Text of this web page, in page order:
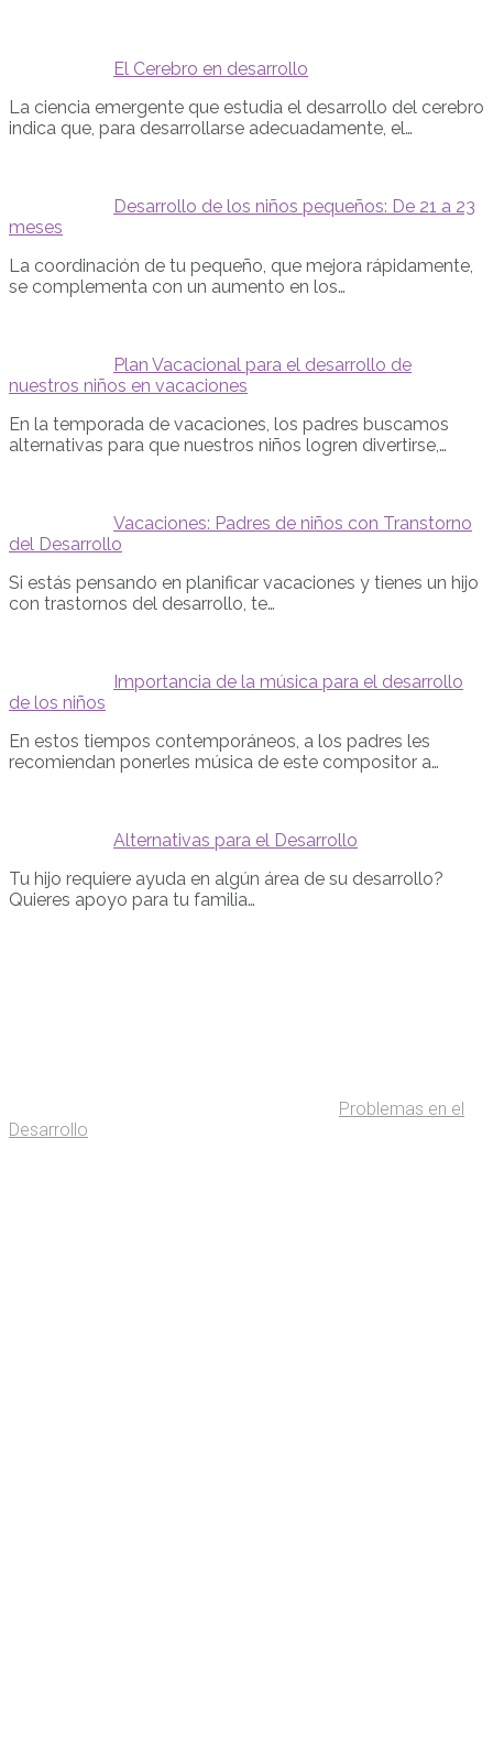
El Cerebro en desarrollo
La ciencia emergente que estudia el desarrollo del cerebro
indica que, para desarrollarse adecuadamente, el…
Desarrollo de los niños pequeños: De 21 a 23
meses
La coordinación de tu pequeño, que mejora rápidamente,
se complementa con un aumento en los…
Plan Vacacional para el desarrollo de
nuestros niños en vacaciones
En la temporada de vacaciones, los padres buscamos
alternativas para que nuestros niños logren divertirse,…
Vacaciones: Padres de niños con Transtorno
del Desarrollo
Si estás pensando en planificar vacaciones y tienes un hijo
con trastornos del desarrollo, te…
Importancia de la música para el desarrollo
de los niños
En estos tiempos contemporáneos, a los padres les
recomiendan ponerles música de este compositor a…
Alternativas para el Desarrollo
Tu hijo requiere ayuda en algún área de su desarrollo?
Quieres apoyo para tu familia…
Problemas en el
Desarrollo